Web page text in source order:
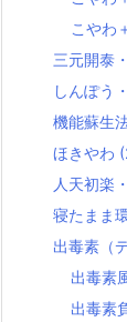
こやわ
三元開泰
しんぽう
機能蘇生
ほきやわ
人天初楽
寝たまま
出毒素（
出毒素
出毒素